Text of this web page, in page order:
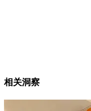
相关洞察